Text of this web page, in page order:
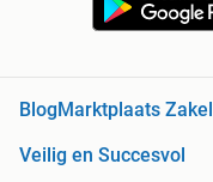
BlogMarktplaats
Veilig en Succesvol